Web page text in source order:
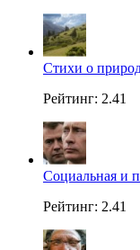
Стихи о
Рейтинг: 2.41
Социальная и
Рейтинг: 2.41